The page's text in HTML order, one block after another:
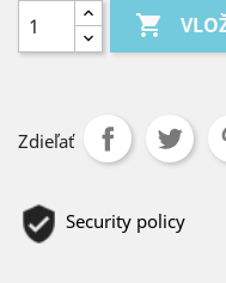

Zdieľať
Security policy